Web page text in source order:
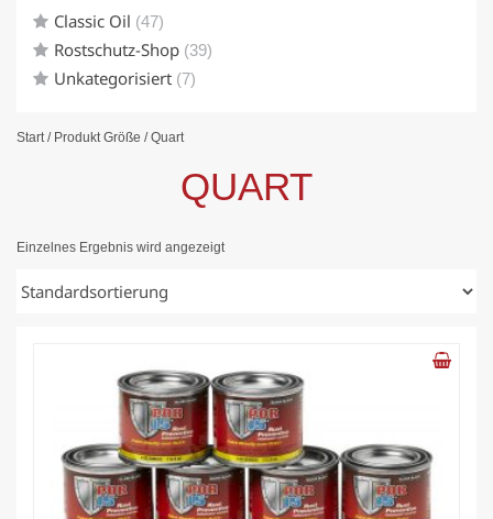
Classic Oil (47)
Rostschutz-Shop (39)
Unkategorisiert (7)
Start/ Produkt Größe / Quart
QUART
Einzelnes Ergebnis wird angezeigt